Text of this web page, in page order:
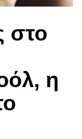
στο
η